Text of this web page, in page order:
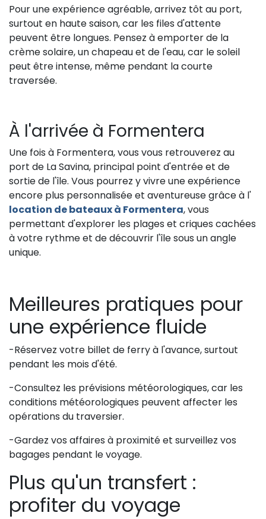
Pour une expérience agréable, arrivez tôt au port,
surtout en haute saison, car les files d'attente
peuvent être longues. Pensez à emporter de la
crème solaire, un chapeau et de l'eau, car le soleil
peut être intense, même pendant la courte
traversée.
À l'arrivée à Formentera
Une fois à Formentera, vous vous retrouverez au
port de La Savina, principal point d'entrée et de
sortie de l'île. Vous pourrez y vivre une expérience
encore plus personnalisée et aventureuse grâce à l'
location de bateaux à Formentera, vous
permettant d'explorer les plages et criques cachées
à votre rythme et de découvrir l'île sous un angle
unique.
Meilleures pratiques pour
une expérience fluide
-Réservez votre billet de ferry à l'avance, surtout
pendant les mois d'été.
-Consultez les prévisions météorologiques, car les
conditions météorologiques peuvent affecter les
opérations du traversier.
-Gardez vos affaires à proximité et surveillez vos
bagages pendant le voyage.
Plus qu'un transfert :
profiter du voyage